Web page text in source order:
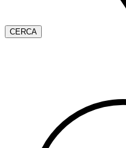
CERCA